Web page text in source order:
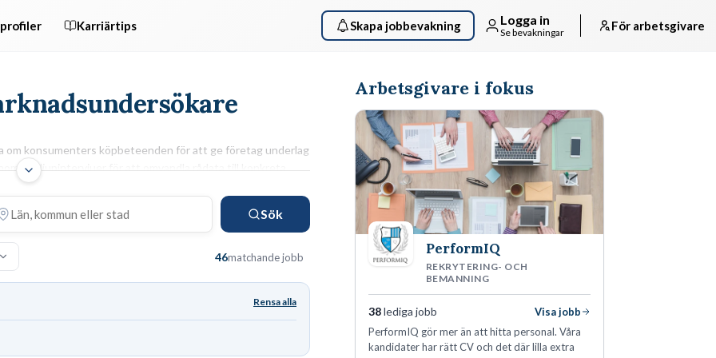
Karriärtips Skapa jobbevakning Logga in
Se bevakningar För arbetsgivare
om konsumenters köpbeteenden för att ge företag underlag
djupintervjuer för att omvandla rådata till konkreta
ARBETSUPPGIFTER & KRAV
Du konstruerar enkäter, genomför fokusgrupper och
identifiera målgruppernas behov. För att lyckas krävs
en akademisk examen inom marknadsföring eller
presentera insikterför
beslutsfattare.
Sök
46matchande jobb
Rensa alla
Arbetsgivare i fokus
PerformIQ
REKRYTERING- OCH
BEMANNING
38lediga jobb
Visa jobb
PerformIQ gör mer än att hitta personal. Våra
kandidater har rätt CV och det där lilla extra